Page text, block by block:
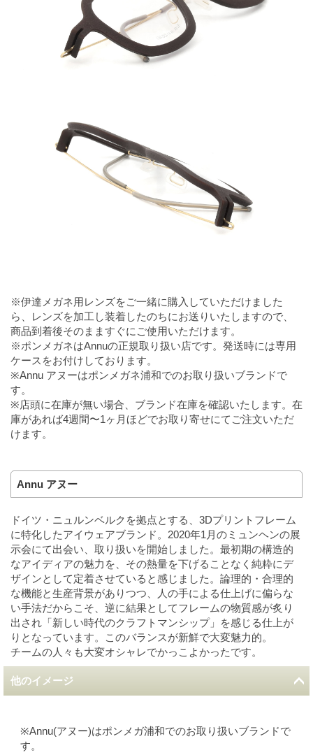
※伊達メガネ用レンズをご一緒に購入していただけました
ら、レンズを加工し装着したのちにお送りいたしますので、
商品到着後そのまますぐにご使用いただけます。
※ポンメガネはAnnuの正規取り扱い店です。発送時には専用
ケースをお付けしております。
※Annu アヌーはポンメガネ浦和でのお取り扱いブランドで
す。
※店頭に在庫が無い場合、ブランド在庫を確認いたします。在
庫があれば4週間〜1ヶ月ほどでお取り寄せにてご注文いただ
けます。
Annu アヌー
ドイツ・ニュルンベルクを拠点とする、3Dプリントフレーム
に特化したアイウェアブランド。2020年1月のミュンヘンの展
示会にて出会い、取り扱いを開始しました。最初期の構造的
なアイディアの魅力を、その熱量を下げることなく純粋にデ
ザインとして定着させていると感じました。論理的・合理的
な機能と生産背景がありつつ、人の手による仕上げに偏らな
い手法だからこそ、逆に結果としてフレームの物質感が炙り
出され「新しい時代のクラフトマンシップ」を感じる仕上が
りとなっています。このバランスが新鮮で大変魅力的。
チームの人々も大変オシャレでかっこよかったです。
他のイメージ
※Annu(アヌー)はポンメガ浦和でのお取り扱いブランドで
す。